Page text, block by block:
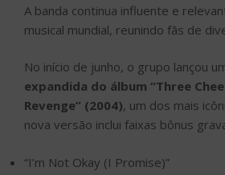
A banda continua influente e
musical mundial, reunindo fãs de
No início de junho, o grupo lançou
expandida do álbum “Three
Revenge” (2004), um dos mais
nova versão inclui faixas bônus
“I’m Not Okay (I Promise)”